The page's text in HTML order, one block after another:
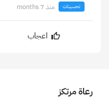
تحسينات منذ 7 months
اعجاب
رعاة مرتكز